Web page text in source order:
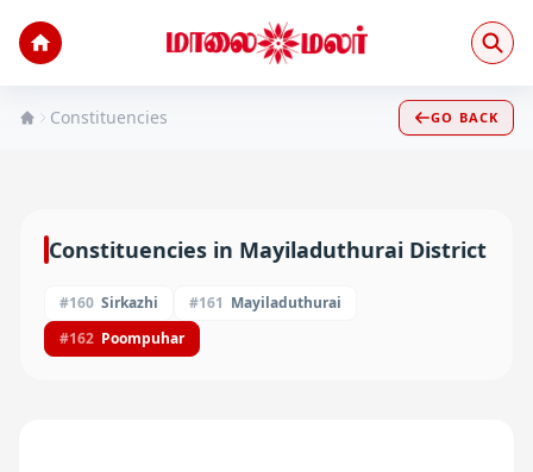
Constituencies GO BACK
Constituencies in Mayiladuthurai District
#160 Sirkazhi #161 Mayiladuthurai
#162 Poompuhar